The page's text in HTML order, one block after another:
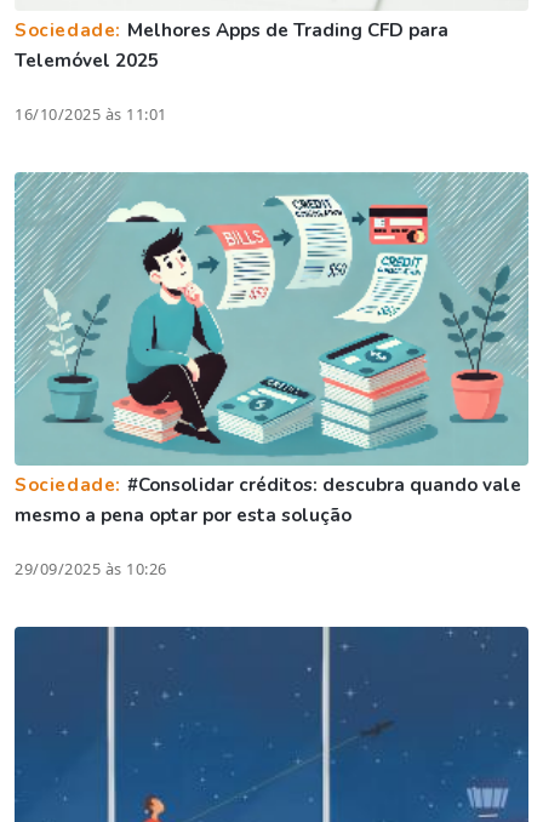
Sociedade: Melhores Apps de Trading CFD para
Telemóvel 2025
16/10/2025 às 11:01
Sociedade: #Consolidar créditos: descubra quando vale
mesmo a pena optar por esta solução
29/09/2025 às 10:26